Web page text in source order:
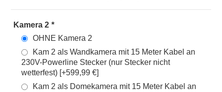
Kamera 2 *
OHNE Kamera 2
Kam 2 als Wandkamera mit 15 Meter Kabel an
230V-Powerline Stecker (nur Stecker nicht
wetterfest) [+599,99 €]
Kam 2 als Domekamera mit 15 Meter Kabel an